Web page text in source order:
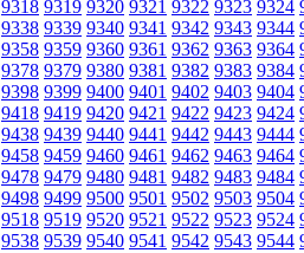
9318 9319 9320 9321 9322 9323 9324
9338 9339 9340 9341 9342 9343 9344
9358 9359 9360 9361 9362 9363 9364
9378 9379 9380 9381 9382 9383 9384
9398 9399 9400 9401 9402 9403 9404
9418 9419 9420 9421 9422 9423 9424
9438 9439 9440 9441 9442 9443 9444
9458 9459 9460 9461 9462 9463 9464
9478 9479 9480 9481 9482 9483 9484
9498 9499 9500 9501 9502 9503 9504
9518 9519 9520 9521 9522 9523 9524
9538 9539 9540 9541 9542 9543 9544